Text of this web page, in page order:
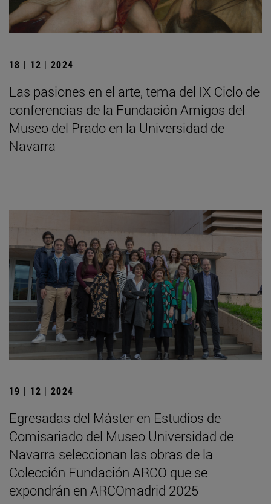
18 | 12 | 2024
Las pasiones en el arte, tema del IX Ciclo de
conferencias de la Fundación Amigos del
Museo del Prado en la Universidad de
Navarra
19 | 12 | 2024
Egresadas del Máster en Estudios de
Comisariado del Museo Universidad de
Navarra seleccionan las obras de la
Colección Fundación ARCO que se
expondrán en ARCOmadrid 2025